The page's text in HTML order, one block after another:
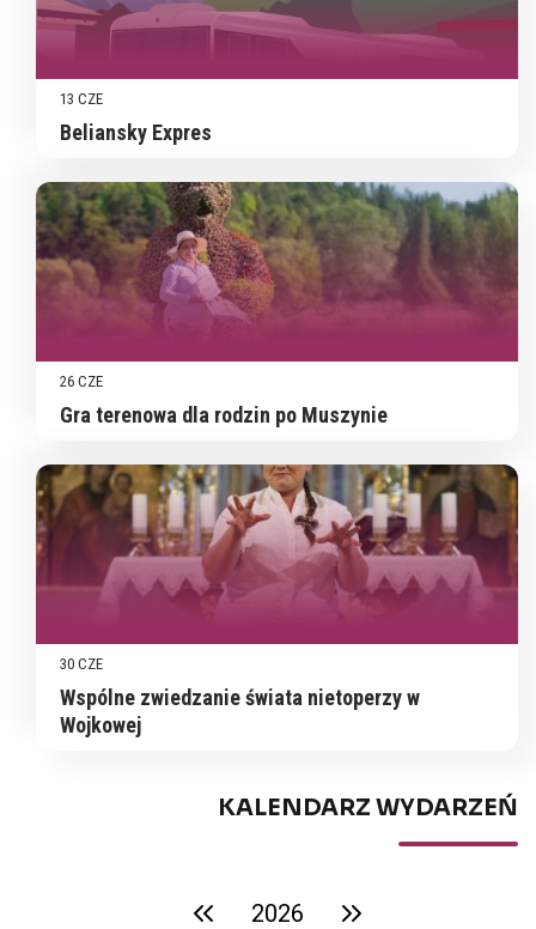
13 CZE
Beliansky Expres
26 CZE
Gra terenowa dla rodzin po Muszynie
30 CZE
Wspólne zwiedzanie świata nietoperzy w
Wojkowej
KALENDARZ WYDARZEŃ
poprzedni rok
2026 następny rok